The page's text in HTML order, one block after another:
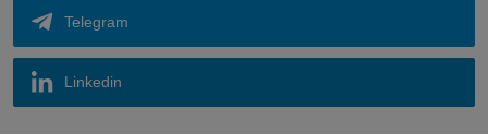
Telegram
Linkedin